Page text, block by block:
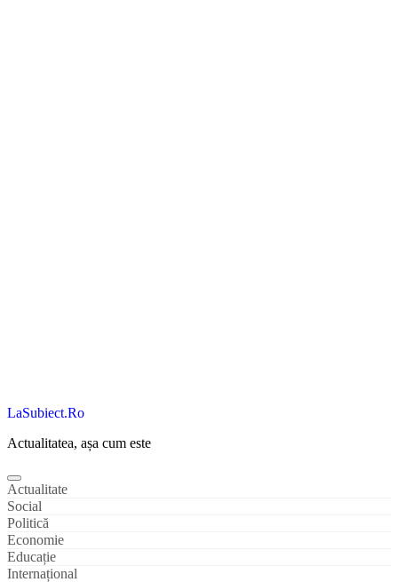
LaSubiect.Ro
Actualitatea, așa cum este
Actualitate
Social
Politică
Economie
Educație
Internațional